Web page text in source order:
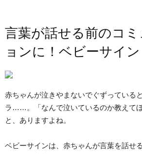
言葉が話せる前のコ
ョンに！ベビーサイン
赤ちゃんが泣きやまないでぐずっている
ラ……。「なんで泣いているのか教えて
と、ありますよね。
ベビーサインは、赤ちゃんが言葉を話せ